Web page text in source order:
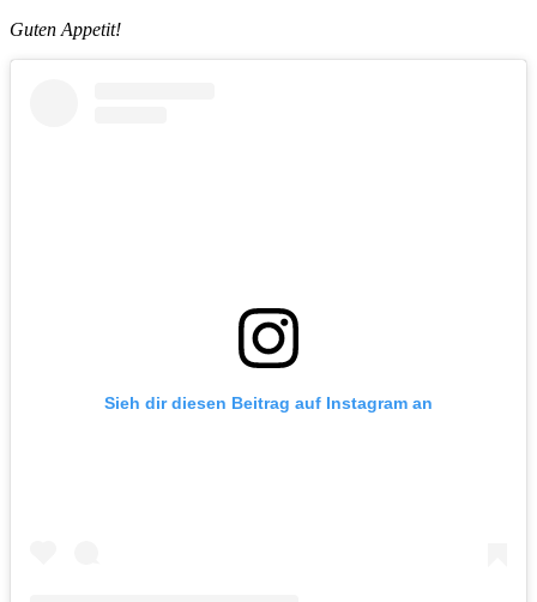
Guten Appetit!
Sieh dir diesen Beitrag auf Instagram an